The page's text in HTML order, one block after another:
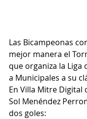
Las Bicampeonas
mejor manera el
que organiza la Liga
a Municipales a su
En Villa Mitre Digital
Sol Menéndez
dos goles: